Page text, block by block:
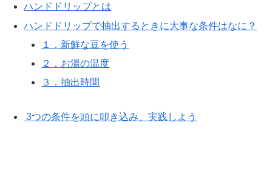
ハンドドリップとは
ハンドドリップで抽出するときに大事な条件はなに？
１．新鮮な豆を使う
２．お湯の温度
３．抽出時間
3つの条件を頭に叩き込み、実践しよう